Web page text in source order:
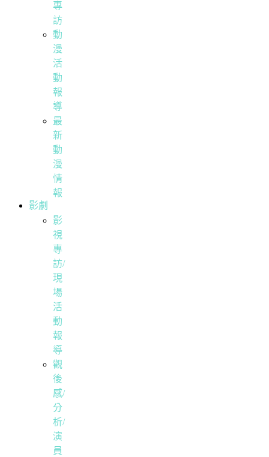
專
訪
動
漫
活
動
報
導
最
新
動
漫
情
報
影劇
影
視
專
訪/
現
場
活
動
報
導
觀
後
感/
分
析/
演
員